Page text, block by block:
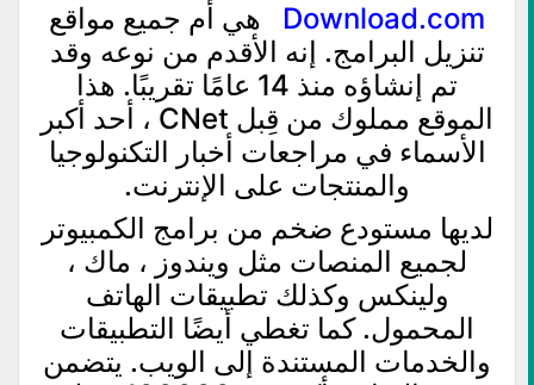
Download.com هي أم جميع مواقع
تنزيل البرامج. إنه الأقدم من نوعه وقد
تم إنشاؤه منذ 14 عامًا تقريبًا. هذا
الموقع مملوك من قِبل CNet ، أحد أكبر
الأسماء في مراجعات أخبار التكنولوجيا
والمنتجات على الإنترنت.
لديها مستودع ضخم من برامج الكمبيوتر
لجميع المنصات مثل ويندوز ، ماك ،
ولينكس وكذلك تطبيقات الهاتف
المحمول. كما تغطي أيضًا التطبيقات
والخدمات المستندة إلى الويب. يتضمن